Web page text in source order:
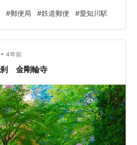
域 愛知郡愛知川町・豊國村・八木
5)2月1日 愛知川郵便取扱所として
月1日 愛知川郵便局(五等)とな
金事務取扱開始。 1876年(明治
#郵便局 #鉄道郵便 #愛知川駅
• 4年前
刹 金剛輪寺